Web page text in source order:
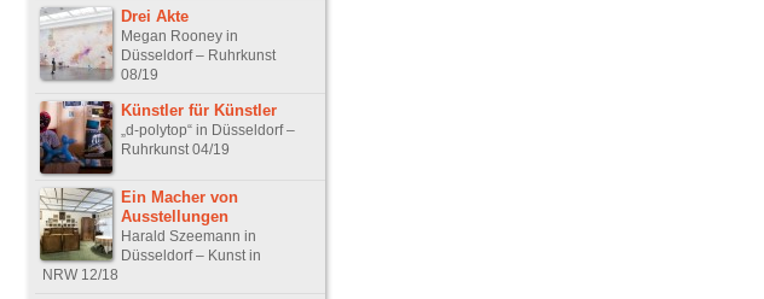
Drei Akte
Megan Rooney in
Düsseldorf – Ruhrkunst
08/19
Künstler für Künstler
„d-polytop“ in Düsseldorf –
Ruhrkunst 04/19
Ein Macher von
Ausstellungen
Harald Szeemann in
Düsseldorf – Kunst in
NRW 12/18